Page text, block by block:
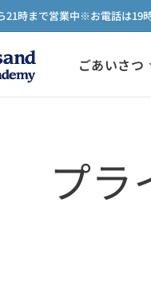
21時まで営業中※お電話は19時
ごあいさつ
プラ